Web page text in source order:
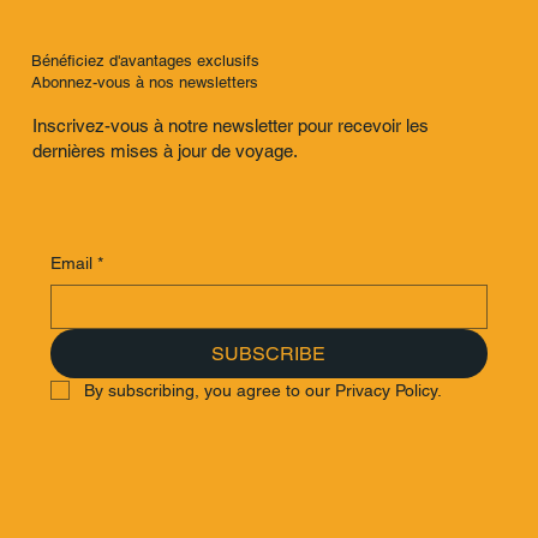
Bénéficiez d'avantages exclusifs
Abonnez-vous à nos newsletters
Inscrivez-vous à notre newsletter pour recevoir les
dernières mises à jour de voyage.
Email *
SUBSCRIBE
By subscribing, you agree to our Privacy Policy.